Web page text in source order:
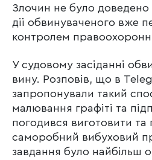
Злочин не було доведено
дії обвинуваченого вже
контролем
У судовому засіданні
вину. Розповів, що в
запропонували такий
малювання графіті та
погодився виготовити та
саморобний вибуховий
завдання було найбільш